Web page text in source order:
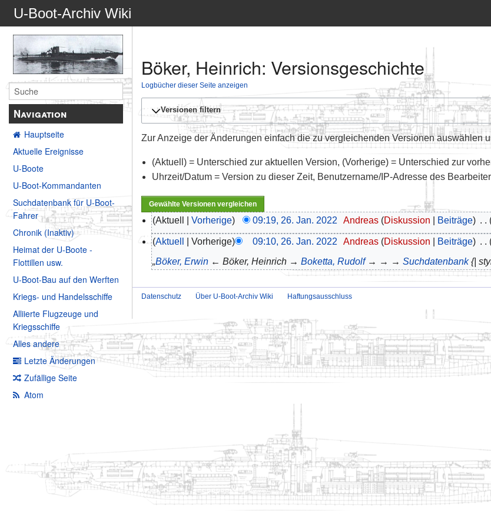
U-Boot-Archiv Wiki
Navigation
Hauptseite
Aktuelle Ereignisse
U-Boote
U-Boot-Kommandanten
Suchdatenbank für U-Boot-
Fahrer
Chronik (Inaktiv)
Heimat der U-Boote -
Flottillen usw.
U-Boot-Bau auf den Werften
Kriegs- und Handelsschiffe
Alliierte Flugzeuge und
Kriegsschiffe
Alles andere
Letzte Änderungen
Zufällige Seite
Atom
Böker, Heinrich: Versionsgeschichte
Logbücher dieser Seite anzeigen
Versionen filtern
Zur Anzeige der Änderungen einfach die zu vergleichenden Versionen auswählen
(Aktuell) = Unterschied zur aktuellen Version, (Vorherige) = Unterschied zur
Uhrzeit/Datum = Version zu dieser Zeit, Benutzername/IP-Adresse des
Aktuell Vorherige 09:19, 26. Jan. 2022 Andreas Diskussion Beiträge
Aktuell Vorherige 09:10, 26. Jan. 2022 Andreas Diskussion Beiträge
„Böker, Erwin← Böker, Heinrich → Boketta, Rudolf→ → → Suchdatenbank{|
Datenschutz Über U-Boot-Archiv Wiki Haftungsausschluss